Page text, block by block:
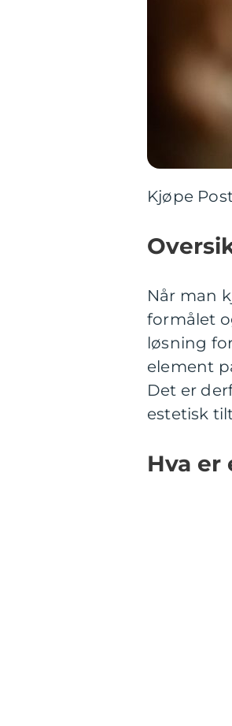
Kjøpe
Når man
formålet
løsning
element
Det er
estetisk
Hva er